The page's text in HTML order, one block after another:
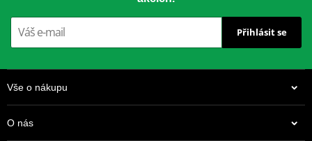
Přihlásit se
Vše o nákupu
O nás